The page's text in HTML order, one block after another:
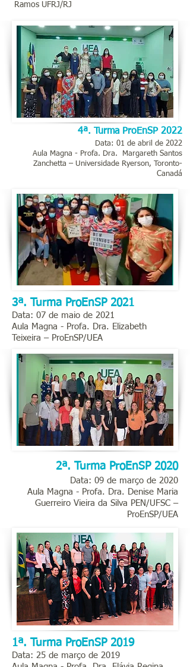
Ramos UFRJ/RJ
4ª. Turma ProEnSP 2022
Data: 01 de abril de 2022
Aula Magna - Profa. Dra.
Margareth Santos
Zanchetta – Universidade Ryerson, Toronto-
Canadá
3ª. Turma ProEnSP 2021
Data: 07 de maio de 2021
Aula Magna - Profa. Dra. Elizabeth
Teixeira – ProEnSP/UEA
2ª. Turma ProEnSP 2020
Data: 09 de março de 2020
Aula Magna - Profa. Dra. Denise Maria
Guerreiro Vieira da Silva PEN/UFSC –
ProEnSP/UEA
1ª. Turma ProEnSP 2019
Data: 25 de março de 2019